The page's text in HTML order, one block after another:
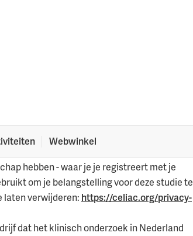
Webwinkel
gegevens?
hebben - waar je je registreert met je
om je belangstelling voor deze studie te
laten verwijderen: https://celiac.org/privacy-
dat het klinisch onderzoek in Nederland